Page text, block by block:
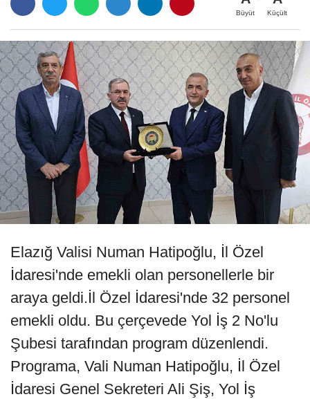
Büyüt Küçült
Elazığ Valisi Numan Hatipoğlu, İl Özel
İdaresi'nde emekli olan personellerle bir
araya geldi.İl Özel İdaresi'nde 32 personel
emekli oldu. Bu çerçevede Yol İş 2 No'lu
Şubesi tarafından program düzenlendi.
Programa, Vali Numan Hatipoğlu, İl Özel
İdaresi Genel Sekreteri Ali Şiş, Yol İş